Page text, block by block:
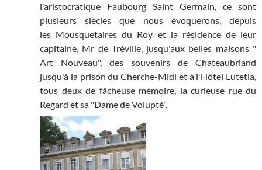
l'aristocratique Faubourg Saint Germain, ce sont
plusieurs siècles que nous évoquerons, depuis
les Mousquetaires du Roy et la résidence de leur
capitaine, Mr de Tréville, jusqu'aux belles maisons "
Art Nouveau", des souvenirs de Chateaubriand
jusqu'à la prison du Cherche-Midi et à l'Hôtel Lutetia,
tous deux de fâcheuse mémoire, la curieuse rue du
Regard et sa "Dame de Volupté".